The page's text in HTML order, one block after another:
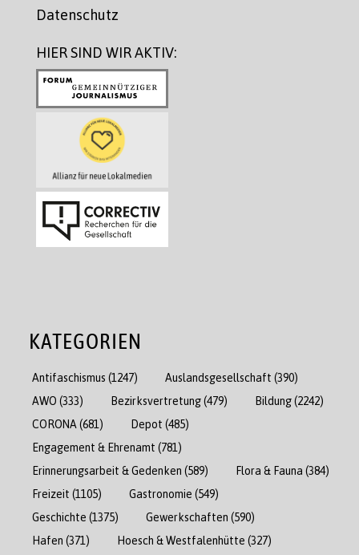
Datenschutz
HIER SIND WIR AKTIV:
KATEGORIEN
Antifaschismus (1247) Auslandsgesellschaft (390)
AWO (333) Bezirksvertretung(479) Bildung(2242)
CORONA (681) Depot (485)
Engagement & Ehrenamt (781)
Erinnerungsarbeit & Gedenken (589) Flora & Fauna (384)
Freizeit (1105) Gastronomie (549)
Geschichte (1375) Gewerkschaften (590)
Hafen (371) Hoesch & Westfalenhütte (327)